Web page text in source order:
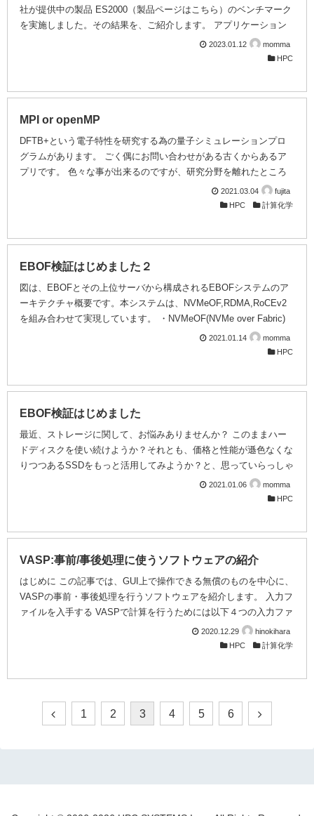
社が提供中の製品 ES2000（製品ページはこちら）のベンチマーク
を実施しました。その結果を、ご紹介します。 アプリケーション
からES2000へのアクセス ES2000をご存じない方にまずご理解い
ただいたいのが、アプリ―ケーションがES2000内のデータにアク
アクセスします。その際、OSが、RDMAデータ転送を制御すると
ともに、キャラクタデバイス、ブロックデバイス...
2023.01.12
momma
HPC
MPI or openMP
DFTB+という電子特性を研究する為の量子シミュレーションプロ
グラムがあります。 ごく偶にお問い合わせがある古くからあるア
プリです。 色々な事が出来るのですが、研究分野を離れたところ
で興味深い点がありまして、それは、元々、並列をOpenMPで実装
していたという点です。 ver17.1までは、OpenMPだけで実装され
ンプットはないかいなという事で、レシピというサンプルの中の
2D carbon armchairのv1 densityを求めるインプット...
2021.03.04
fujita
HPC
計算化学
EBOF検証はじめました２
図は、EBOFとその上位サーバから構成されるEBOFシステムのア
ーキテクチャ概要です。本システムは、NVMeOF,RDMA,RoCEv2
を組み合わせて実現しています。 ・NVMeOF(NVMe over Fabric)
が、Fabric経由で接続されるNVMeデバイスにブロックデバイスイ
ンタフェースを提供します。 ・RDMAが、PCIe経由のIOをCPUか
ット経由でEBOF側SSDに転送する処理を担当します。 これによ
り、本シ...
2021.01.14
momma
HPC
EBOF検証はじめました
最近、ストレージに関して、お悩みありませんか？ このままハー
ドディスクを使い続けようか？それとも、価格と性能が遜色なくな
りつつあるSSDをもっと活用してみようか？と、思っていらっしゃ
いませんか？そんなあなたに、弊社で最近、検証を始めたストレー
ジ装置を紹介させてください。 近年、Deep Learningなどの領域で
ます。 お客様は、処理対象データのプレ・ポスト処理の生産性向
上やスケーラビリティなどを確保するため、広帯域、大容量、低遅
2021.01.06
momma
HPC
VASP:事前/事後処理に使うソフトウェアの紹介
はじめに この記事では、GUI上で操作できる無償のものを中心に、
VASPの事前・事後処理を行うソフトウェアを紹介します。 入力フ
ァイルを入手する VASPで計算を行うためには以下４つの入力ファ
イルを用意する必要があります。 POSCAR 対象となる物質の結晶
構造データ POTCAR 物質中の各原子の擬ポテンシャルデータ
力ファイルを入手する...
2020.12.29
hinokihara
HPC
計算化学
1 2 3 4 5 6